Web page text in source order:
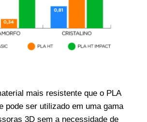
mais resistente que o PLA
pode ser utilizado em uma gama
3D sem a necessidade de